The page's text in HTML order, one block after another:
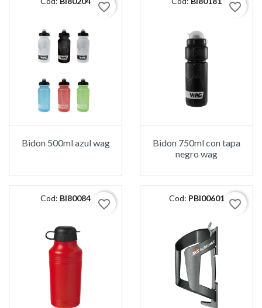
favorite_border
Bidon 500ml azul wag
favorite_border
Bidon 750ml con tapa
negro wag
Cod: BI80084 favorite_border Cod: PBI00601 favorite_border